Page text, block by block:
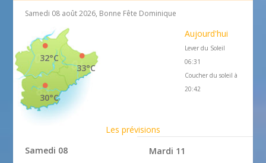
Samedi 08 août 2026, Bonne Fête Dominique
33°C
32°C
30°C
Aujourd'hui
Lever du Soleil
06:31
Coucher du soleil à
20:42
Les prévisions
Samedi 08
Mardi 11